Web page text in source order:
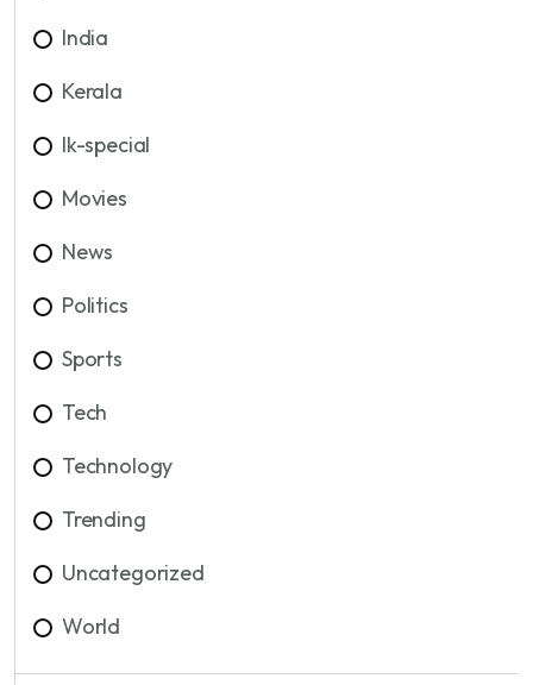
India
Kerala
lk-special
Movies
News
Politics
Sports
Tech
Technology
Trending
Uncategorized
World